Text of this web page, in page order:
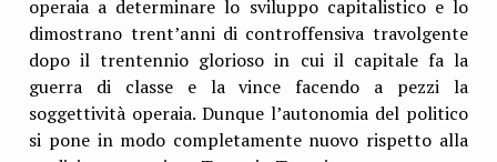
operaia a determinare lo sviluppo capitalistico e lo
dimostrano trent’anni di controffensiva travolgente
dopo il trentennio glorioso in cui il capitale fa la
guerra di classe e la vince facendo a pezzi la
soggettività operaia. Dunque l’autonomia del politico
si pone in modo completamente nuovo rispetto alla